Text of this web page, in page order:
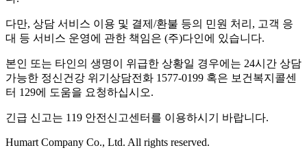
다만, 상담 서비스 이용 및 결제/환불 등의 민원 처리, 고객 응
대 등 서비스 운영에 관한 책임은 (주)다인에 있습니다.
본인 또는 타인의 생명이 위급한 상황일 경우에는 24시간 상담
가능한 정신건강 위기상담전화 1577-0199 혹은 보건복지콜센
터 129에 도움을 요청하십시오.
긴급 신고는 119 안전신고센터를 이용하시기 바랍니다.
Humart Company Co., Ltd. All rights reserved.